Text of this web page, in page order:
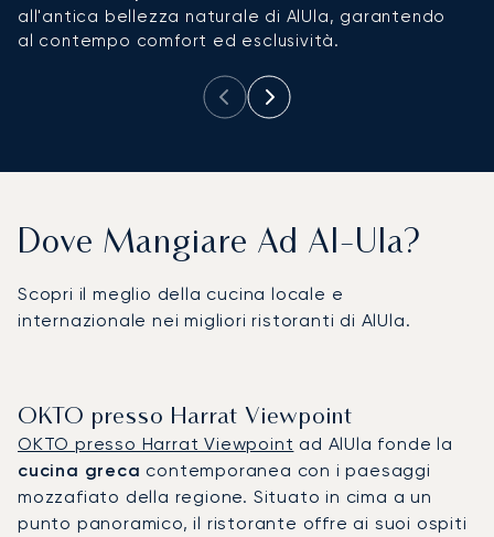
all'antica bellezza naturale di AlUla, garantendo
al contempo comfort ed esclusività.
Dove Mangiare Ad Al-Ula?
Scopri il meglio della cucina locale e
internazionale nei migliori ristoranti di AlUla.
OKTO presso Harrat Viewpoint
OKTO presso Harrat Viewpoint ad AlUla fonde la
cucina greca contemporanea con i paesaggi
mozzafiato della regione. Situato in cima a un
punto panoramico, il ristorante offre ai suoi ospiti